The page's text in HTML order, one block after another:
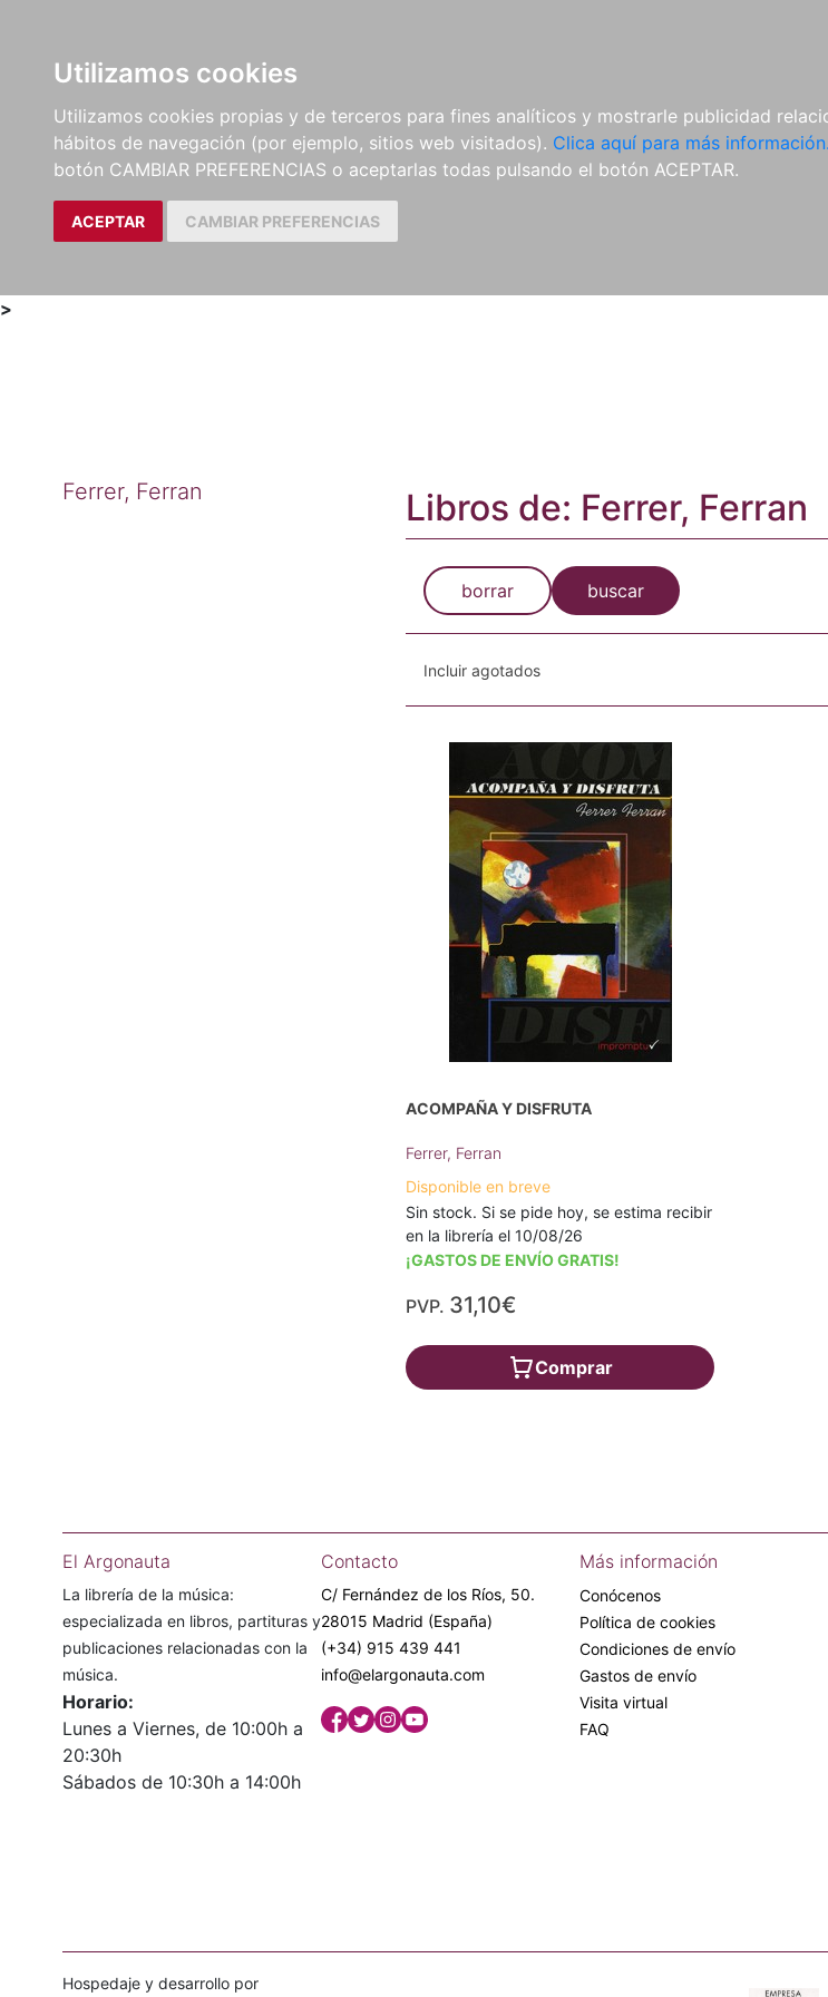
Utilizamos cookies
Utilizamos cookies propias y de terceros para fines analíticos y mostrarle publicidad
hábitos de navegación (por ejemplo, sitios web visitados). Clica aquí para más información.
botón CAMBIAR PREFERENCIAS o aceptarlas todas pulsando el botón ACEPTAR.
ACEPTAR CAMBIAR PREFERENCIAS
LIBROS
MÉTODOS Y
EJERCICIOS
PARTITURAS Y EDICIONES
CRÍTICAS
REVISTAS
CDS Y
DVDS
>
Ferrer, Ferran Libros de: Ferrer, Ferran
borrar buscar
Incluir agotados
ACOMPAÑA Y DISFRUTA
Ferrer, Ferran
Disponible en breve
Sin stock. Si se pide hoy, se estima recibir
en la librería el 10/08/26
¡GASTOS DE ENVÍO GRATIS!
PVP. 31,10€
Comprar
El Argonauta
La librería de la música:
especializada en libros, partituras y
publicaciones relacionadas con la
música.
Horario:
Lunes a Viernes, de 10:00h a
20:30h
Sábados de 10:30h a 14:00h
Contacto
C/ Fernández de los Ríos, 50.
28015 Madrid (España)
(+34) 915 439 441
info@elargonauta.com
Más información
Conócenos
Política de cookies
Condiciones de envío
Gastos de envío
Visita virtual
FAQ
Hospedaje y desarrollo por